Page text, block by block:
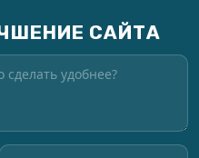
САЙТА